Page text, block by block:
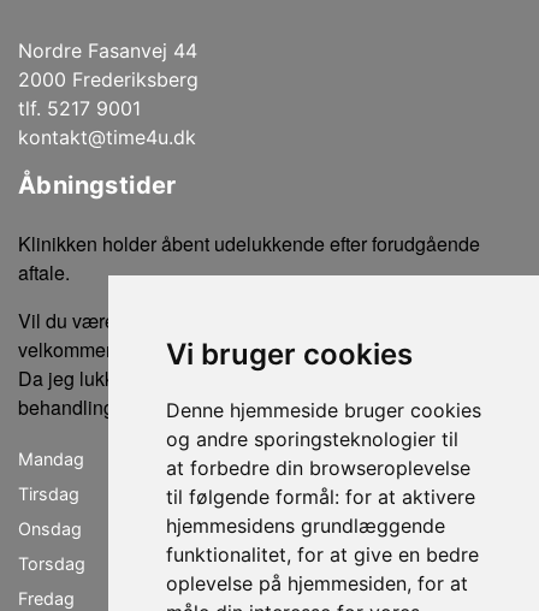
Vi bruger cookies
Denne hjemmeside bruger cookies
og andre sporingsteknologier til
at forbedre din browseroplevelse
til følgende formål: for at aktivere
hjemmesidens grundlæggende
funktionalitet, for at give en bedre
oplevelse på hjemmesiden, for at
Nordre Fasanvej 44
2000 Frederiksberg
tlf. 5217 9001
kontakt@time4u.dk
Åbningstider
Klinikken holder åbent udelukkende efter forudgående
aftale.
Vil du være sikker på ikke at gå forgæves, er du altid
velkommen til at ringe eller sende en sms for tidsbestilling.
Da jeg lukker klinikken, når der ikke er bookede
behandlinger, kan der ikke købes produkter uden en aftale.
Mandag
lukket
Tirsdag
11.00 - 19.00
Onsdag
09.00 - 18.00
Torsdag
11.00 - 19.00
Fredag
09.00 - 18.00